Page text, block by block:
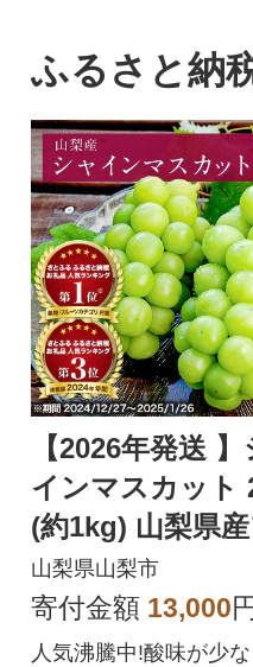
ふるさと納
【2026年発送 】
インマスカット
(約1kg) 山梨県
ーツ 人気のぶど
山梨県山梨市
寄付金額 13,000円
人気沸騰中!酸味が少